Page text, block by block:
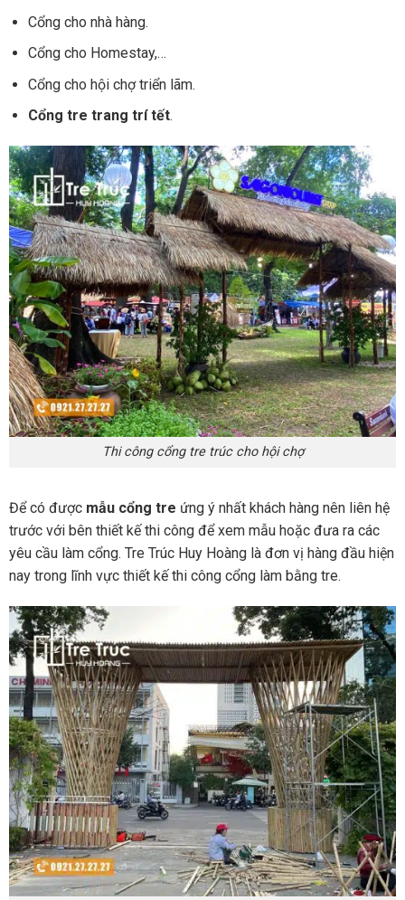
Cổng cho nhà hàng.
Cổng cho Homestay,…
Cổng cho hội chợ triển lãm.
Cổng tre trang trí tết.
Thi công cổng tre trúc cho hội chợ
Để có được mẫu cổng tre ứng ý nhất khách hàng nên liên hệ
trước với bên thiết kế thi công để xem mẫu hoặc đưa ra các
yêu cầu làm cổng. Tre Trúc Huy Hoàng là đơn vị hàng đầu hiện
nay trong lĩnh vực thiết kế thi công cổng làm bằng tre.